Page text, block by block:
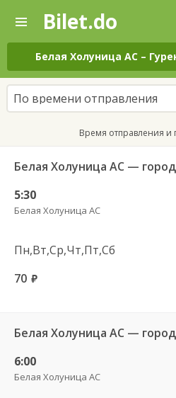
—
Поиск
и
покупка
билетов
на
автобус
онлайн
Bilet.do
Белая Холуница АС –
По времени отправления
Время отправления и
Белая Холуница АС —
5:30
Белая Холуница АС
Пн,Вт,Ср,Чт,Пт,Сб
70 руб.
Белая Холуница АС —
6:00
Белая Холуница АС